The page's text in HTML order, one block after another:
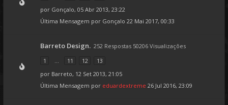
por Gonçalo, 05 Abr 2013, 23:22
Última Mensagem por Gonçalo 22 Mai 2017, 00:33
Barreto Design. 252 Respostas 50206 Visualizações
1
... 11 12
13
por Barreto, 12 Set 2013, 21:05
Última Mensagem por eduardextreme 26 Jul 2016, 23:09